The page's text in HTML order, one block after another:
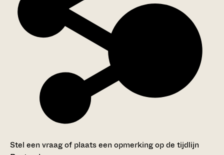
Stel een vraag of plaats een opmerking op de tijdlijn